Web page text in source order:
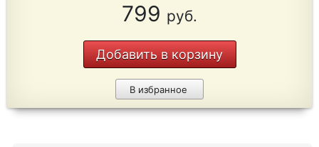
799 руб.
Добавить в корзину
В избранное